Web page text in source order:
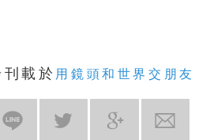
載於 用鏡頭和世界交朋友